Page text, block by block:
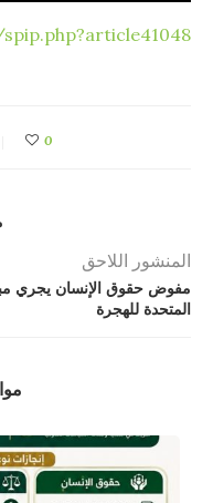
0
المنشور اللاحق
مفوض حقوق الإنسان يجري
المتحدة للهجرة